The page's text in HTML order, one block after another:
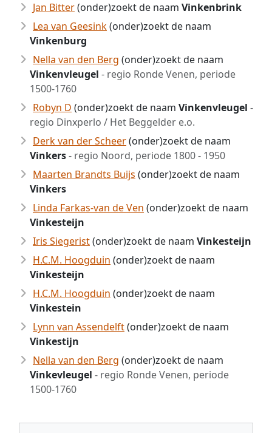
Jan Bitter(onder)zoekt de naam Vinkenbrink
Lea van Geesink(onder)zoekt de naam
Vinkenburg
Nella van den Berg (onder)zoekt de naam
Vinkenvleugel - regio Ronde Venen, periode
1500-1760
Robyn D (onder)zoekt de naam Vinkenvleugel -
regio Dinxperlo / Het Beggelder e.o.
Derk van der Scheer(onder)zoekt de naam
Vinkers- regio Noord, periode 1800 - 1950
Maarten Brandts Buijs (onder)zoekt de naam
Vinkers
Linda Farkas-van de Ven (onder)zoekt de naam
Vinkesteijn
Iris Siegerist(onder)zoekt de naam Vinkesteijn
H.C.M. Hoogduin (onder)zoekt de naam
Vinkesteijn
H.C.M. Hoogduin (onder)zoekt de naam
Vinkestein
Lynn van Assendelft(onder)zoekt de naam
Vinkestijn
Nella van den Berg (onder)zoekt de naam
Vinkevleugel - regio Ronde Venen, periode
1500-1760